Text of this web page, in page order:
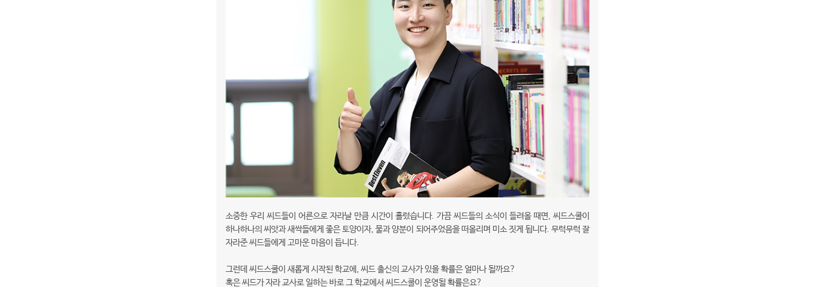
소중한 우리 씨드들이 어른으로 자라날 만큼 시간이 흘렀습니다. 가끔 씨드들의 소식이 들려올 때면, 씨드스쿨이
하나하나의 씨앗과 새싹들에게 좋은 토양이자, 물과 양분이 되어주었음을 떠올리며 미소 짓게 됩니다. 무럭무럭 잘
자라준 씨드들에게 고마운 마음이 듭니다.
그런데 씨드스쿨이 새롭게 시작된 학교에, 씨드 출신의 교사가 있을 확률은 얼마나 될까요?
혹은 씨드가 자라 교사로 일하는 바로 그 학교에서 씨드스쿨이 운영될 확률은요?